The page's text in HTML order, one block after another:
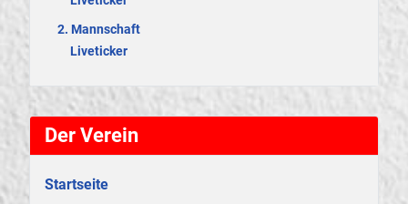
Der Verein
Startseite
Liveticker
2. Mannschaft
Liveticker